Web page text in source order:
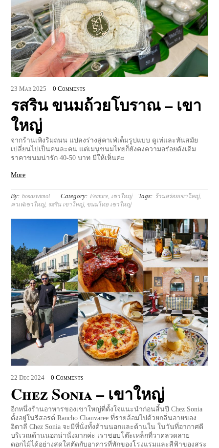
23 Mar 2025 0 Comments
รสริน ขนมถ้วยโบราณ – เขา
ใหญ่
จากร้านเพิงริมถนน แปลงร่างสู่คาเฟ่เต็มรูปแบบ ดูเท่และทันสมัย
เปลี่ยนไปเป็นคนละคน แต่เมนูขนมไทยก็ยังคงความอร่อยดังเดิม
ราคาขนมน่ารัก 40-50 บาท มีให้เห็นค่ะ
More
By: bosasivimol Category: Feature เขาใหญ่ Tags: ร้านอร่อยเขาใหญ่,
คาเฟ่เขาใหญ่, รสริน เขาใหญ่, ขนมไทย เขาใหญ่
22 Dec 2024 0 Comments
Chez Sonia – เขาใหญ่
อีกหนึ่งร้านอาหารของเขาใหญ่ที่ตั้งใจแนะนำก่อนสิ้นปี Chez Sonia
ตั้งอยู่ในรีสอรต์ Rancho Chanvaree ที่รายล้อมไปด้วยกลิ่นอายของ
อิตาลี Chez Sonia จะมีที่นั่งทั้งด้านนอกและด้านใน ในวันที่อากาศดี
บริเวณด้านนอกน่านั่งมากค่ะ เราชอบโต๊ะเหล็กที่วาดลวดลาย
ดอกไม้ได้อย่างสดใสตัดกับอาคารที่พักของโรงแรมและสีฟ้าของสระ